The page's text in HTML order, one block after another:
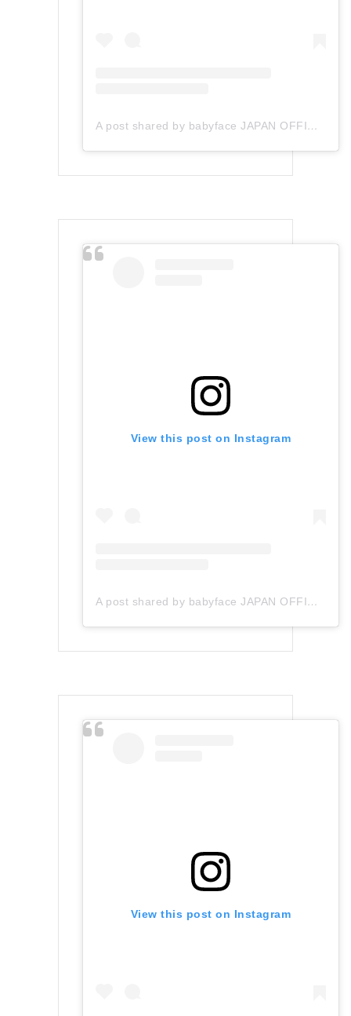
A post shared by babyface JAPAN OFFICIAL (@babyface_japan)
View this post on Instagram
A post shared by babyface JAPAN OFFICIAL (@babyface_japan)
View this post on Instagram